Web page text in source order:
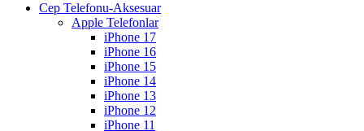
Cep Telefonu-Aksesuar
Apple Telefonlar
iPhone 17
iPhone 16
iPhone 15
iPhone 14
iPhone 13
iPhone 12
iPhone 11